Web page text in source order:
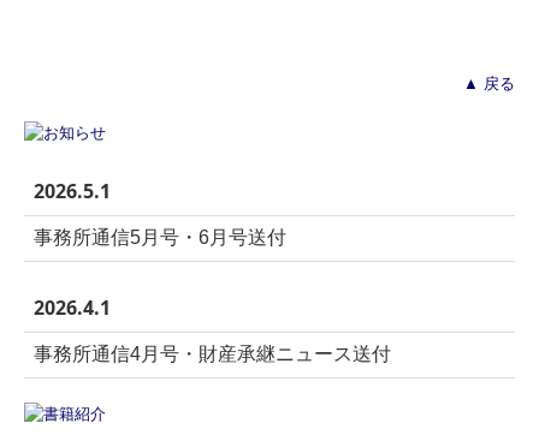
2026.5.1
事務所通信5月号・6月号送付
2026.4.1
事務所通信4月号・財産承継ニュース送付
▲ 戻る